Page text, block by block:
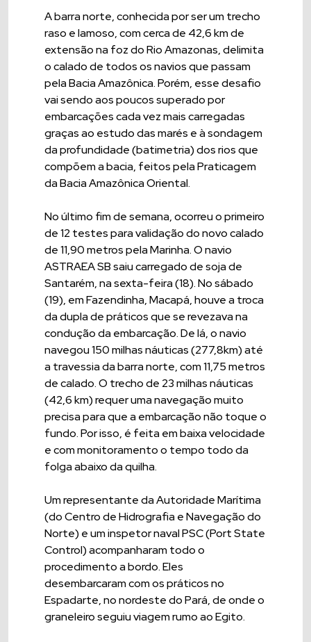
A barra norte, conhecida por ser um trecho
raso e lamoso, com cerca de 42,6 km de
extensão na foz do Rio Amazonas, delimita
o calado de todos os navios que passam
pela Bacia Amazônica. Porém, esse desafio
vai sendo aos poucos superado por
embarcações cada vez mais carregadas
graças ao estudo das marés e à sondagem
da profundidade (batimetria) dos rios que
compõem a bacia, feitos pela Praticagem
da Bacia Amazônica Oriental.
No último fim de semana, ocorreu o primeiro
de 12 testes para validação do novo calado
de 11,90 metros pela Marinha. O navio
ASTRAEA SB saiu carregado de soja de
Santarém, na sexta-feira (18). No sábado
(19), em Fazendinha, Macapá, houve a troca
da dupla de práticos que se revezava na
condução da embarcação. De lá, o navio
navegou 150 milhas náuticas (277,8km) até
a travessia da barra norte, com 11,75 metros
de calado. O trecho de 23 milhas náuticas
(42,6 km) requer uma navegação muito
precisa para que a embarcação não toque o
fundo. Por isso, é feita em baixa velocidade
e com monitoramento o tempo todo da
folga abaixo da quilha.
Um representante da Autoridade Marítima
(do Centro de Hidrografia e Navegação do
Norte) e um inspetor naval PSC (Port State
Control) acompanharam todo o
procedimento a bordo. Eles
desembarcaram com os práticos no
Espadarte, no nordeste do Pará, de onde o
graneleiro seguiu viagem rumo ao Egito.